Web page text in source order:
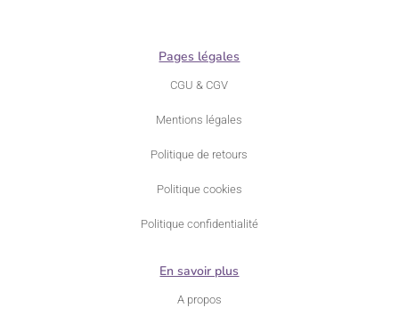
Pages légales
CGU & CGV
Mentions légales
Politique de retours
Politique cookies
Politique confidentialité
En savoir plus
A propos